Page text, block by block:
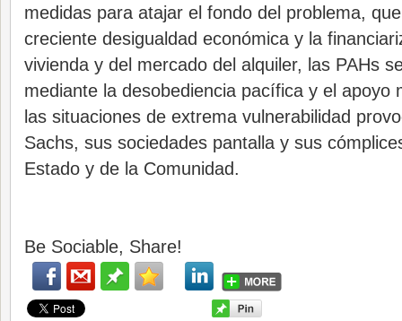
medidas para atajar el fondo del problema,
creciente desigualdad económica y la
vivienda y del mercado del alquiler, las PAHs
mediante la desobediencia pacífica y el apoyo
las situaciones de extrema vulnerabilidad
Sachs, sus sociedades pantalla y sus
Estado y de la Comunidad.
Be Sociable, Share!